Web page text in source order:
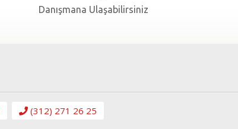
Danışmana Ulaşabilirsiniz
(312) 271 26 25